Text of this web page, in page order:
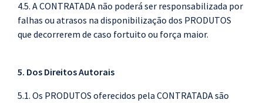
4.5. A CONTRATADA não poderá ser responsabilizada por
falhas ou atrasos na disponibilização dos PRODUTOS
que decorrerem de caso fortuito ou força maior.
5. Dos Direitos Autorais
5.1. Os PRODUTOS oferecidos pela CONTRATADA são